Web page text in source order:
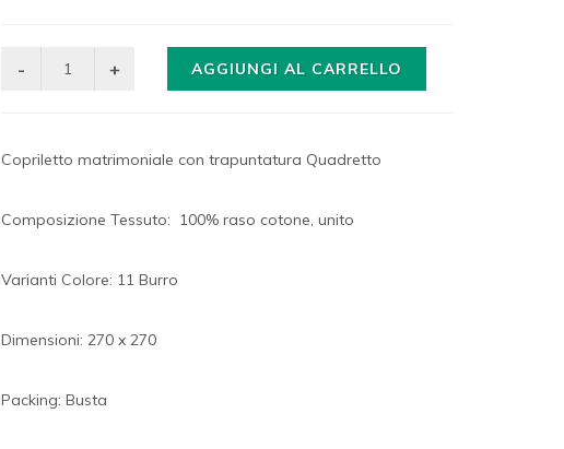
AGGIUNGI AL CARRELLO
Copriletto matrimoniale con trapuntatura Quadretto
Composizione Tessuto: 100% raso cotone, unito
Varianti Colore: 11 Burro
Dimensioni: 270 x 270
Packing: Busta